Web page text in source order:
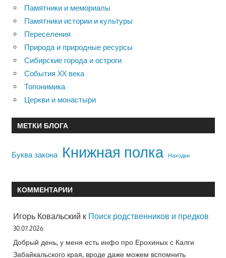
Памятники и мемориалы
Памятники истории и культуры
Переселения
Природа и природные ресурсы
Сибирские города и остроги
События XX века
Топонимика
Церкви и монастыри
МЕТКИ БЛОГА
Буква закона Книжная полка Находки
КОММЕНТАРИИ
Игорь Ковальский к Поиск родственников и предков
30.07.2026
Добрый день, у меня есть инфо про Ерохиных с Калги
Забайкальского края, вроде даже можем вспомнить